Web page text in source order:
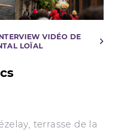
VIDÉO DE
LOÏAL
terrasse de la